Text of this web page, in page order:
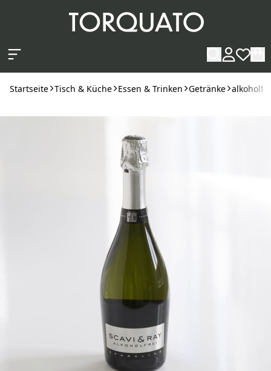
Startseite Tisch & Küche Essen & Trinken Getränke